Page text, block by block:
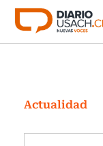
Click acá para ir
Investigación
Cultura
Actualidad